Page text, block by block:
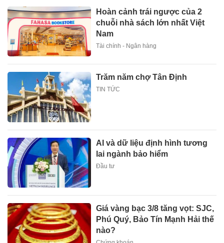
Hoàn cảnh trái ngược của 2
chuỗi nhà sách lớn nhất Việt
Nam
Tài chính - Ngân hàng
Trăm năm chợ Tân Định
TIN TỨC
AI và dữ liệu định hình tương
lai ngành bảo hiểm
Đầu tư
Giá vàng bạc 3/8 tăng vọt: SJC,
Phú Quý, Bảo Tín Mạnh Hải thế
nào?